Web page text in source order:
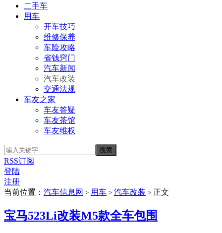
二手车
用车
开车技巧
维修保养
车险攻略
省钱窍门
汽车新闻
汽车改装
交通法规
车友之家
车友答疑
车友茶馆
车友维权
RSS订阅
登陆
注册
当前位置： 汽车信息网 > 用车 > 汽车改装 > 正文
宝马523Li改装M5款全车包围